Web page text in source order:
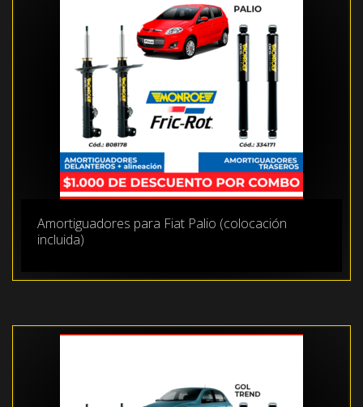
Amortiguadores para Fiat Palio (colocación
incluida)